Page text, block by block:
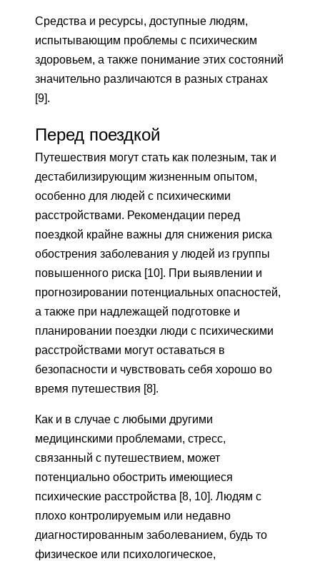
Средства и ресурсы, доступные людям,
испытывающим проблемы с психическим
здоровьем, а также понимание этих состояний
значительно различаются в разных странах
[9].
Перед поездкой
Путешествия могут стать как полезным, так и
дестабилизирующим жизненным опытом,
особенно для людей с психическими
расстройствами. Рекомендации перед
поездкой крайне важны для снижения риска
обострения заболевания у людей из группы
повышенного риска [10]. При выявлении и
прогнозировании потенциальных опасностей,
а также при надлежащей подготовке и
планировании поездки люди с психическими
расстройствами могут оставаться в
безопасности и чувствовать себя хорошо во
время путешествия [8].
Как и в случае с любыми другими
медицинскими проблемами, стресс,
связанный с путешествием, может
потенциально обострить имеющиеся
психические расстройства [8, 10]. Людям с
плохо контролируемым или недавно
диагностированным заболеванием, будь то
физическое или психологическое,